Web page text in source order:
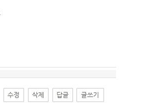
수정 삭제 답글 글쓰기